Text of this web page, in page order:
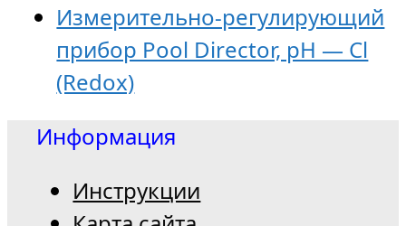
Измерительно-регулирующий
прибор Pool Director, pH — Cl
(Redox)
Информация
Инструкции